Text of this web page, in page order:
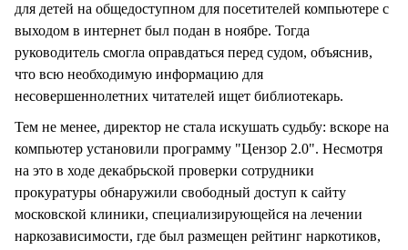
для детей на общедоступном для посетителей компьютере с
выходом в интернет был подан в ноябре. Тогда
руководитель смогла оправдаться перед судом, объяснив,
что всю необходимую информацию для
несовершеннолетних читателей ищет библиотекарь.
Тем не менее, директор не стала искушать судьбу: вскоре на
компьютер установили программу "Цензор 2.0". Несмотря
на это в ходе декабрьской проверки сотрудники
прокуратуры обнаружили свободный доступ к сайту
московской клиники, специализирующейся на лечении
наркозависимости, где был размещен рейтинг наркотиков,